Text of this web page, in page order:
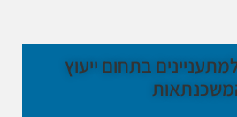
בתחום ייעוץ